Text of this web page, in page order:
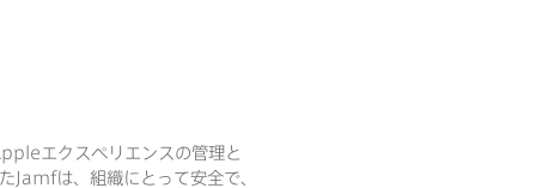
エクスペリエンスの​管理と​
Jamfは、​組織に​とって​安全で、​